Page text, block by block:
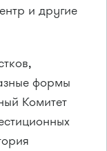
и другие
формы
Комитет